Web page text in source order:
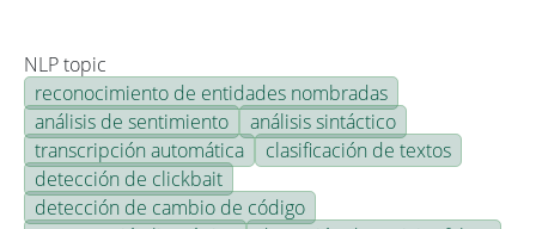
NLP topic
reconocimiento de entidades nombradas
análisis de sentimiento
análisis sintáctico
transcripción automática
clasificación de textos
detección de clickbait
detección de cambio de código